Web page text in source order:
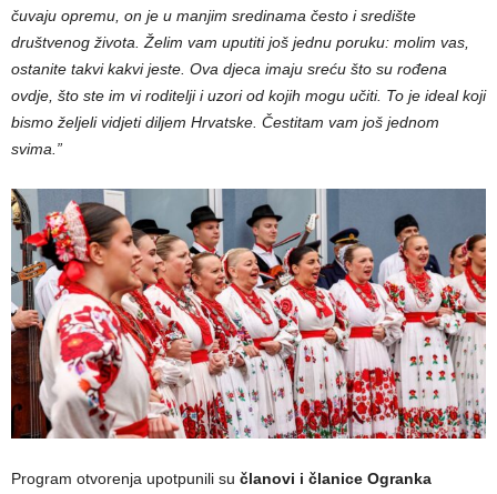
čuvaju opremu, on je u manjim sredinama često i središte
društvenog života. Želim vam uputiti još jednu poruku: molim vas,
ostanite takvi kakvi jeste. Ova djeca imaju sreću što su rođena
ovdje, što ste im vi roditelji i uzori od kojih mogu učiti. To je ideal koji
bismo željeli vidjeti diljem Hrvatske. Čestitam vam još jednom
svima.”
Program otvorenja upotpunili su članovi i članice Ogranka